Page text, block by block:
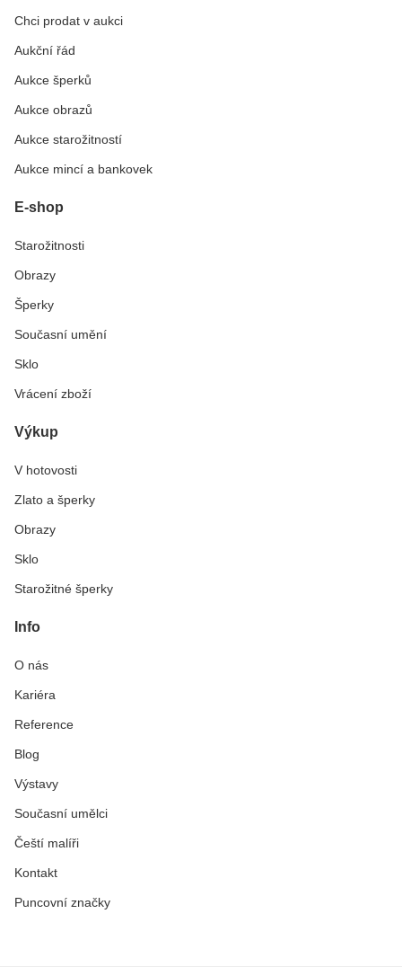
Chci prodat v aukci
Aukční řád
Aukce šperků
Aukce obrazů
Aukce starožitností
Aukce mincí a bankovek
E-shop
Starožitnosti
Obrazy
Šperky
Současní umění
Sklo
Vrácení zboží
Výkup
V hotovosti
Zlato a šperky
Obrazy
Sklo
Starožitné šperky
Info
O nás
Kariéra
Reference
Blog
Výstavy
Současní umělci
Čeští malíři
Kontakt
Puncovní značky